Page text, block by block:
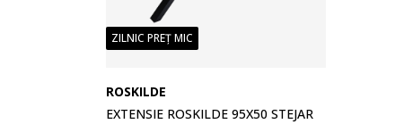
ZILNIC PREȚ MIC
ROSKILDE
EXTENSIE ROSKILDE 95X50 STEJAR